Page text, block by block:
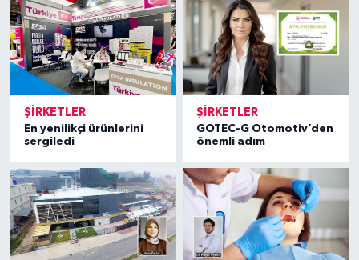
ŞIRKETLER
En yenilikçi ürünlerini
sergiledi
ŞIRKETLER
GOTEC-G Otomotiv’den
önemli adım